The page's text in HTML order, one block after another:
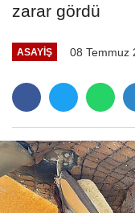
zarar gördü
ASAYIŞ 08 Temmuz